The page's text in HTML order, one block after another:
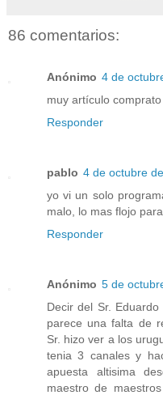
86 comentarios:
Anónimo 4 de
muy artículo
Responder
pablo 4 de octubre
yo vi un solo
malo, lo mas flojo
Responder
Anónimo 5 de
Decir del Sr.
parece una falta de
Sr. hizo ver a los
tenia 3 canales y
apuesta altisima
maestro de